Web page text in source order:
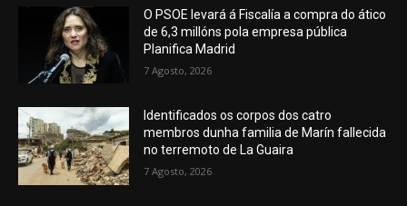
O PSOE levará á Fiscalía a compra do ático
de 6,3 millóns pola empresa pública
Planifica Madrid
7 Agosto, 2026
Identificados os corpos dos catro
membros dunha familia de Marín fallecida
no terremoto de La Guaira
7 Agosto, 2026